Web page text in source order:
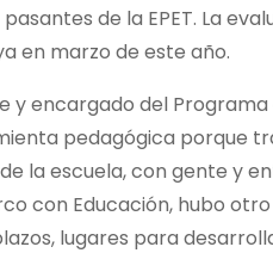
de la EPET. La
en marzo de este año.
encargado del Programa
pedagógica porque
la escuela, con gente y
con Educación, hubo
lugares para